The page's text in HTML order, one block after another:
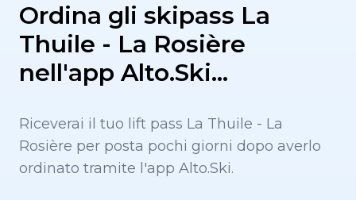
Ordina gli skipass La
Thuile - La Rosière
nell'app Alto.Ski…
Riceverai il tuo lift pass La Thuile - La
Rosière per posta pochi giorni dopo averlo
ordinato tramite l'app Alto.Ski.